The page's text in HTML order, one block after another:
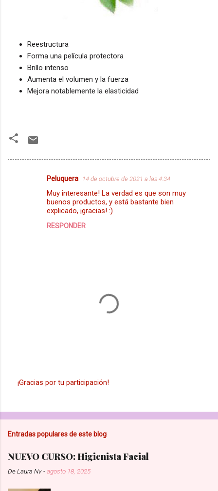
Reestructura
Forma una película protectora
Brillo intenso
Aumenta el volumen y la fuerza
Mejora notablemente la elasticidad
Peluquera 14 de octubre de 2021 a las 4:34
Muy interesante! La verdad es que son muy
buenos productos, y está bastante bien
explicado, ¡gracias! :)
RESPONDER
b
l
c
r
u
n
o
¡Gracias por tu participación!
Entradas populares de este blog
NUEVO CURSO: Higienista Facial
DeLaura Nv -agosto 18, 2025